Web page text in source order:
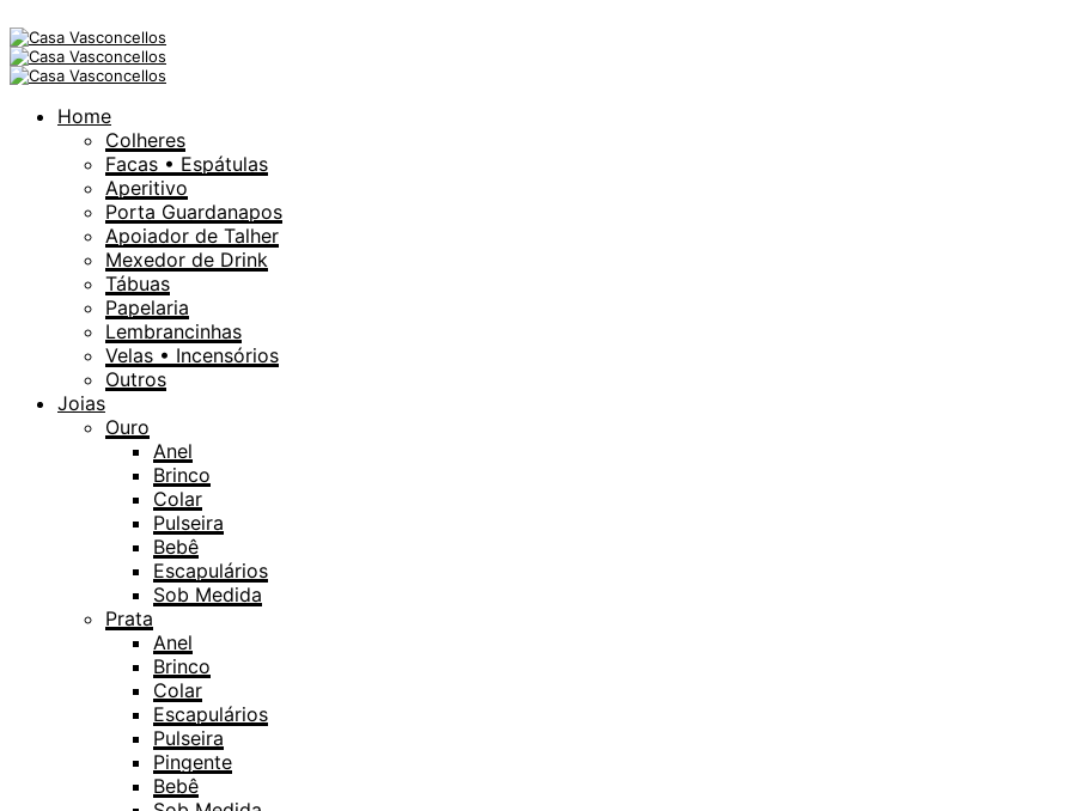
Home
Colheres
Facas • Espátulas
Aperitivo
Porta Guardanapos
Apoiador de Talher
Mexedor de Drink
Tábuas
Papelaria
Lembrancinhas
Velas • Incensórios
Outros
Joias
Ouro
Anel
Brinco
Colar
Pulseira
Bebê
Escapulários
Sob Medida
Prata
Anel
Brinco
Colar
Escapulários
Pulseira
Pingente
Bebê